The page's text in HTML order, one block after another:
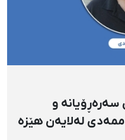
سەرەڕۆیانە و
لەلایەن هێزە